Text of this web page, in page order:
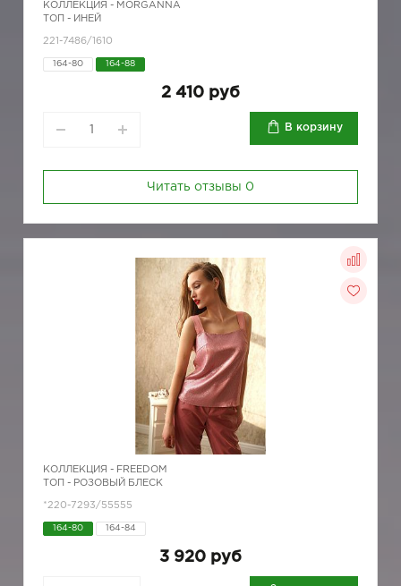
КОЛЛЕКЦИЯ - MORGANNA
ТОП - ИНЕЙ
221-7486/1610
164-80 164-88
2 410 руб
В корзину
Читать отзывы 0
КОЛЛЕКЦИЯ - FREEDOM
ТОП - РОЗОВЫЙ БЛЕСК
*220-7293/55555
164-80 164-84
3 920 руб